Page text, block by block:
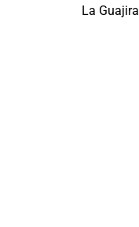
La Guajira